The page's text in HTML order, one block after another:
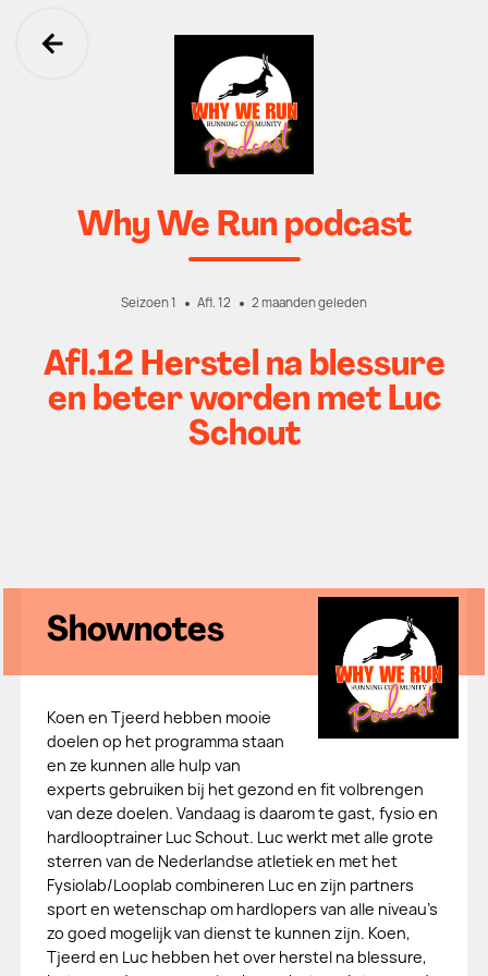
Ga terug
Why We Run podcast
Seizoen 1 Afl. 12 2 maanden geleden
Afl.12 Herstel na blessure
en beter worden met Luc
Schout
Shownotes
Koen en Tjeerd hebben mooie
doelen op het programma staan
en ze kunnen alle hulp van
experts gebruiken bij het gezond en fit volbrengen
van deze doelen. Vandaag is daarom te gast, fysio en
hardlooptrainer Luc Schout. Luc werkt met alle grote
sterren van de Nederlandse atletiek en met het
Fysiolab/Looplab combineren Luc en zijn partners
sport en wetenschap om hardlopers van alle niveau’s
zo goed mogelijk van dienst te kunnen zijn. Koen,
Tjeerd en Luc hebben het over herstel na blessure,